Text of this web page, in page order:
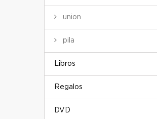
union
pila
Libros
Regalos
DVD